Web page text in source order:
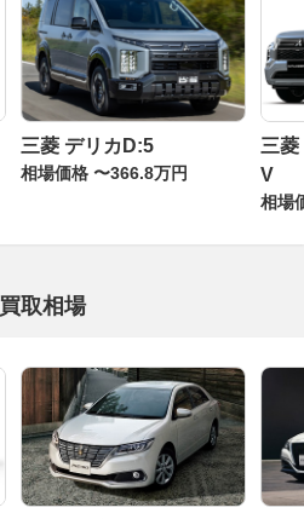
三菱 デリカD:5
相場価格 〜366.8万円
三
V
相場
取相場